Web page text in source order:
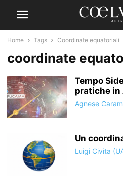
Home Tags Coordinate equatoriali
coordinate
Tempo
pratiche in
Agnese
Un
Luigi Civita